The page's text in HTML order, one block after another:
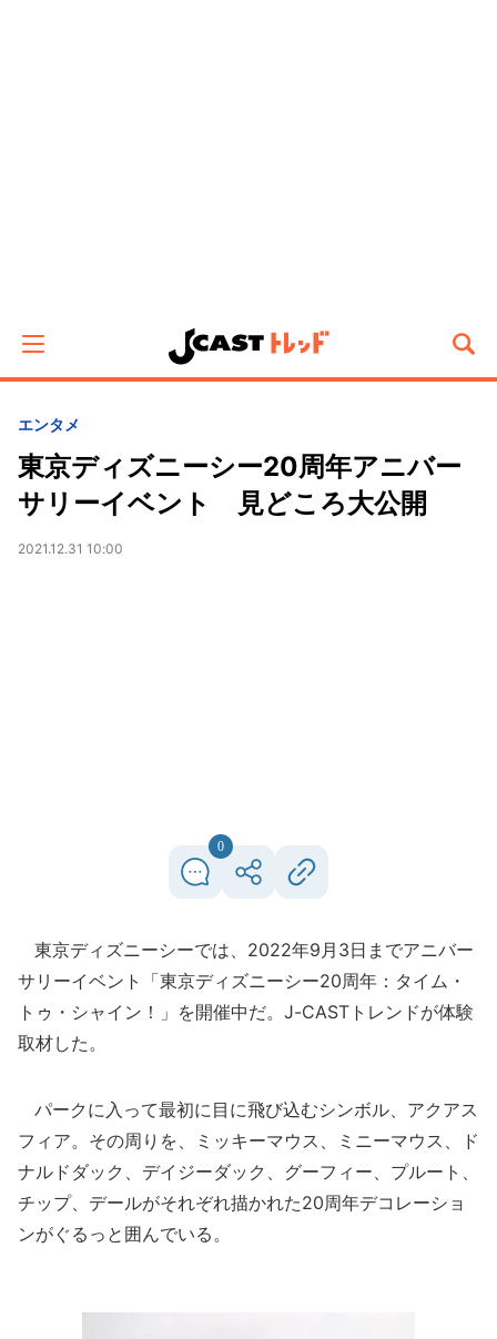
エンタメ
東京ディズニーシー20周年アニバー
サリーイベント 見どころ大公開
2021.12.31 10:00
0
東京ディズニーシーでは、2022年9月3日までアニバー
サリーイベント「東京ディズニーシー20周年：タイム・
トゥ・シャイン！」を開催中だ。J-CASTトレンドが体験
取材した。
パークに入って最初に目に飛び込むシンボル、アクアス
フィア。その周りを、ミッキーマウス、ミニーマウス、ド
ナルドダック、デイジーダック、グーフィー、プルート、
チップ、デールがそれぞれ描かれた20周年デコレーショ
ンがぐるっと囲んでいる。